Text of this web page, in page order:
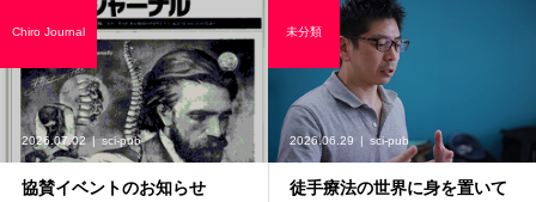
2026.07.02 sci-pub
協賛イベントのお知らせ
Chiro Journal
2026.06.29 sci-pub
徒手療法の世界に身を置いて
未分類